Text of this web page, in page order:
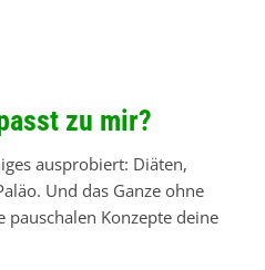
zu mir?
ausprobiert: Diäten,
Und das Ganze ohne
pauschalen Konzepte deine